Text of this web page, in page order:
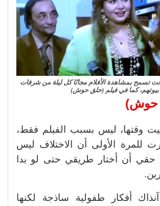
تسمح بمشاهدة الأفلام مجانًا كل ليلة من شرفات
بيوتهم، كما في فيلم (حلق حوش)
حوش)
وقتها، ليس بسبب الفيلم فقط،
للمرة الأولى أن الاختلاف ليس
حقي أن أختار طريقي حتى لو بدا
أفكار طفولية ساذجة لكنها